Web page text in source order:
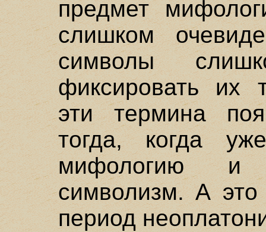
предмет
слишком
символы
фиксировать их
эти термина
тогда, когда
мифологию и
символизм. А
период